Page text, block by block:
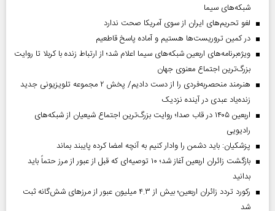
شبکه‌های سیما
لغو تحریم‌های ایران از سوی آمریکا صحت ندارد
در کمین تروریست‌ها هستیم و آماده پاسخ قاطعیم
ویژه‌برنامه‌های اربعین شبکه‌های سیما اعلام شد؛ از ارتباط زنده با کربلا تا روایت
بزرگ‌ترین اجتماع معنوی جهان
هنرمند منحصر‌به‌فردی را از دست دادیم/ پخش ۲ مجموعه تلویزیونی جدید
زنده‌یاد عبدی در آینده نزدیک
اربعین ۱۴۰۵ در قاب صدا؛ روایت بزرگ‌ترین اجتماع شیعیان از شبکه‌های
رادیویی
پزشکیان: باید دشمن را وادار کنیم به آنچه امضا کرده پایبند بماند
بازگشت زائران اربعین آغاز شد؛ ۱۰ توصیه‌ای که قبل از عبور از مرز حتماً باید
بدانید
رکورد تردد زائران اربعین؛ بیش از ۴.۳ میلیون عبور از مرزهای شش‌گانه ثبت
شد